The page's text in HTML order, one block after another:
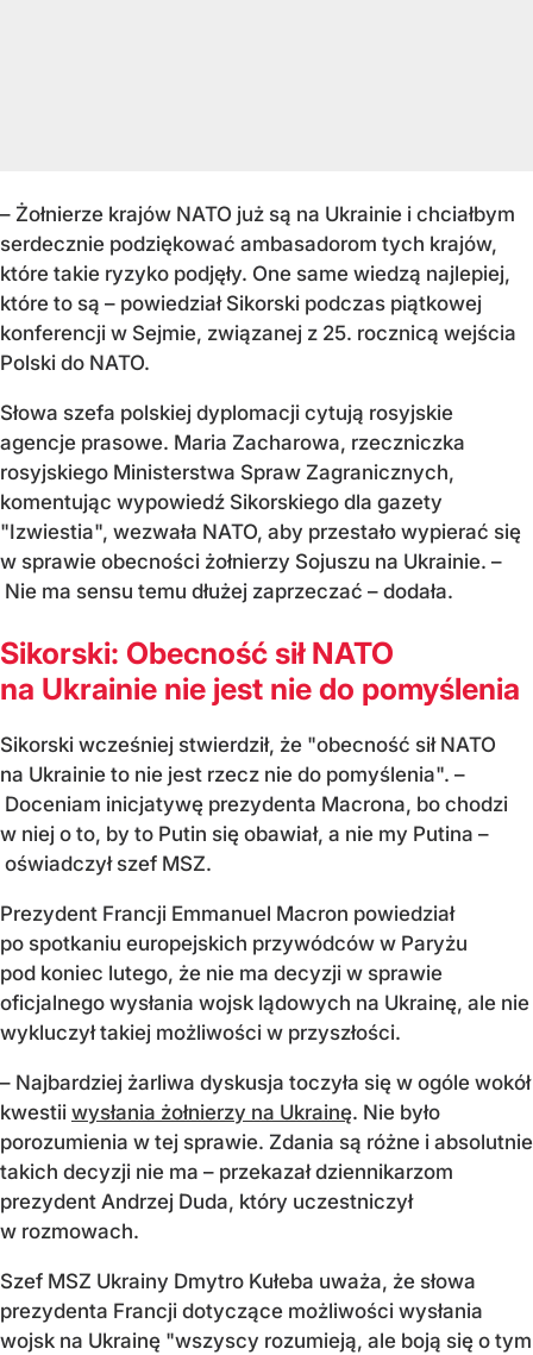
– Żołnierze krajów NATO już są na Ukrainie i chciałbym
serdecznie podziękować ambasadorom tych krajów,
które takie ryzyko podjęły. One same wiedzą najlepiej,
które to są – powiedział Sikorski podczas piątkowej
konferencji w Sejmie, związanej z 25. rocznicą wejścia
Polski do NATO.
Słowa szefa polskiej dyplomacji cytują rosyjskie
agencje prasowe. Maria Zacharowa, rzeczniczka
rosyjskiego Ministerstwa Spraw Zagranicznych,
komentując wypowiedź Sikorskiego dla gazety
"Izwiestia", wezwała NATO, aby przestało wypierać się
w sprawie obecności żołnierzy Sojuszu na Ukrainie. –
Nie ma sensu temu dłużej zaprzeczać – dodała.
Sikorski: Obecność sił NATO
na Ukrainie nie jest nie do pomyślenia
Sikorski wcześniej stwierdził, że "obecność sił NATO
na Ukrainie to nie jest rzecz nie do pomyślenia". –
Doceniam inicjatywę prezydenta Macrona, bo chodzi
w niej o to, by to Putin się obawiał, a nie my Putina –
oświadczył szef MSZ.
Prezydent Francji Emmanuel Macron powiedział
po spotkaniu europejskich przywódców w Paryżu
pod koniec lutego, że nie ma decyzji w sprawie
oficjalnego wysłania wojsk lądowych na Ukrainę, ale nie
wykluczył takiej możliwości w przyszłości.
– Najbardziej żarliwa dyskusja toczyła się w ogóle wokół
kwestii wysłania żołnierzy na Ukrainę. Nie było
porozumienia w tej sprawie. Zdania są różne i absolutnie
takich decyzji nie ma – przekazał dziennikarzom
prezydent Andrzej Duda, który uczestniczył
w rozmowach.
Szef MSZ Ukrainy Dmytro Kułeba uważa, że słowa
prezydenta Francji dotyczące możliwości wysłania
wojsk na Ukrainę "wszyscy rozumieją, ale boją się o tym